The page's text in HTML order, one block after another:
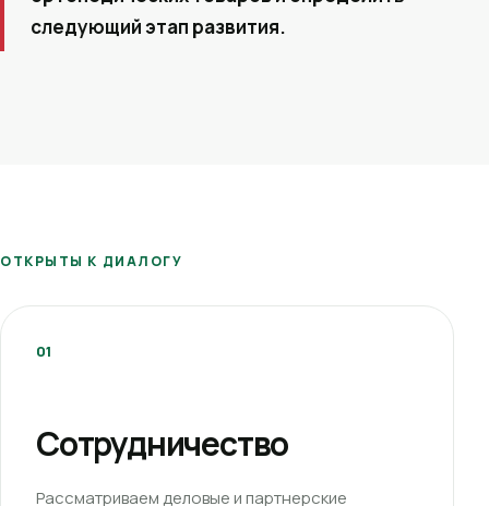
следующий этап развития.
ОТКРЫТЫ К ДИАЛОГУ
01
Сотрудничество
Рассматриваем деловые и партнерские